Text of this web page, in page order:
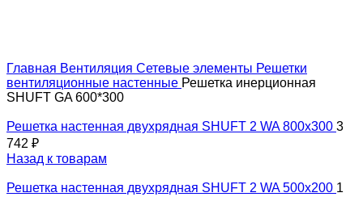
Главная Вентиляция Сетевые элементы Решетки
вентиляционные настенные Решетка инерционная
SHUFT GA 600*300
Решетка настенная двухрядная SHUFT 2 WA 800x300 3
742 ₽
Назад к товарам
Решетка настенная двухрядная SHUFT 2 WA 500x200 1